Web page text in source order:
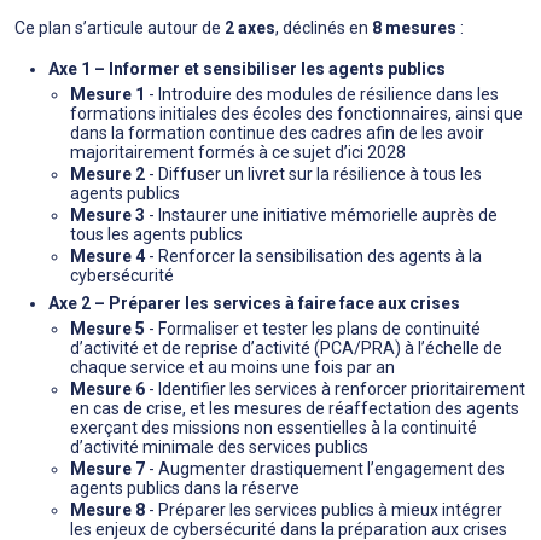
Ce plan s’articule autour de 2 axes, déclinés en 8 mesures :
Axe 1 – Informer et sensibiliser les agents publics
Mesure 1 - Introduire des modules de résilience dans les
formations initiales des écoles des fonctionnaires, ainsi que
dans la formation continue des cadres afin de les avoir
majoritairement formés à ce sujet d’ici 2028
Mesure 2 - Diffuser un livret sur la résilience à tous les
agents publics
Mesure 3 - Instaurer une initiative mémorielle auprès de
tous les agents publics
Mesure 4 - Renforcer la sensibilisation des agents à la
cybersécurité
Axe 2 – Préparer les services à faire face aux crises
Mesure 5 - Formaliser et tester les plans de continuité
d’activité et de reprise d’activité (PCA/PRA) à l’échelle de
chaque service et au moins une fois par an
Mesure 6 - Identifier les services à renforcer prioritairement
en cas de crise, et les mesures de réaffectation des agents
exerçant des missions non essentielles à la continuité
d’activité minimale des services publics
Mesure 7 - Augmenter drastiquement l’engagement des
agents publics dans la réserve
Mesure 8 - Préparer les services publics à mieux intégrer
les enjeux de cybersécurité dans la préparation aux crises